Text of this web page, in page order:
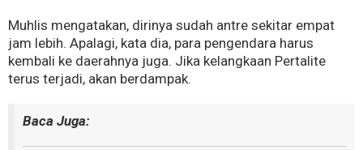
Muhlis mengatakan, dirinya sudah antre sekitar empat
jam lebih. Apalagi, kata dia, para pengendara harus
kembali ke daerahnya juga. Jika kelangkaan Pertalite
terus terjadi, akan berdampak.
Baca Juga: